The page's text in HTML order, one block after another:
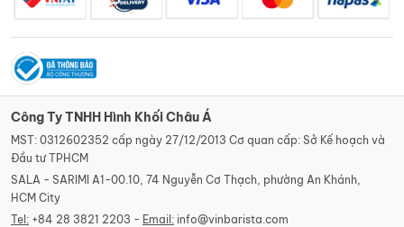
Công Ty TNHH Hình Khối Châu Á
MST: 0312602352 cấp ngày 27/12/2013 Cơ quan cấp: Sở Kế hoạch và
Đầu tư TPHCM
SALA - SARIMI A1-00.10, 74 Nguyễn Cơ Thạch, phường An Khánh,
HCM City
Tel: +84 28 3821 2203 - Email: info@vinbarista.com